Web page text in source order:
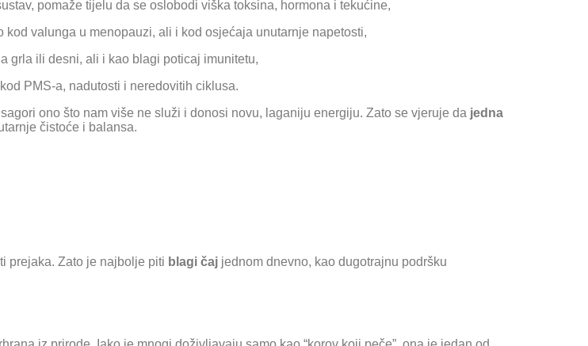
pomaže tijelu da se oslobodi viška toksina, hormona i tekućine,
kod valunga u menopauzi, ali i kod osjećaja unutarnje napetosti,
grla ili desni, ali i kao blagi poticaj imunitetu,
PMS-a, nadutosti i neredovitih ciklusa.
ono što nam više ne služi i donosi novu, laganiju energiju. Zato se vjeruje da jedna
čistoće i balansa.
prejaka. Zato je najbolje piti blagi čaj jednom dnevno, kao dugotrajnu podršku